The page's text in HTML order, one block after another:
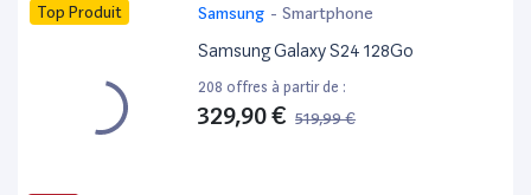
Top Produit Samsung - Smartphone
Samsung Galaxy S24 128Go
208 offres à partir de :
329,90 € 519,99 €